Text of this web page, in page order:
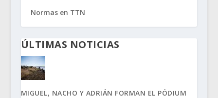
Normas en TTN
ÚLTIMAS NOTICIAS
MIGUEL, NACHO Y ADRIÁN FORMAN EL PÓDIUM